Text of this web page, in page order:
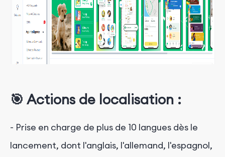
🎯 Actions de localisation :
- Prise en charge de plus de 10 langues dès le
lancement, dont l'anglais, l'allemand, l'espagnol,